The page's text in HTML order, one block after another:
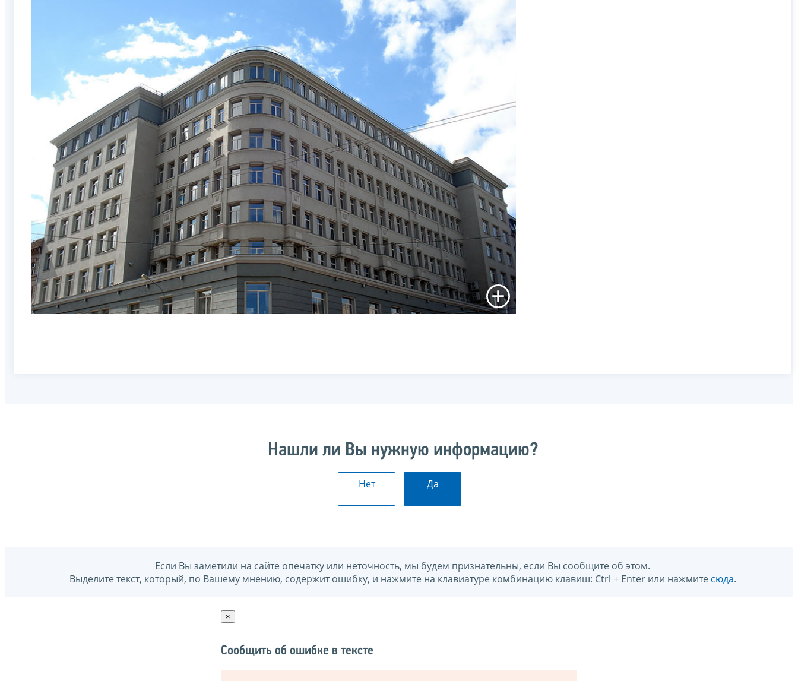
Нашли ли Вы нужную информацию?
Нет Да
Если Вы заметили на сайте опечатку или неточность, мы будем признательны, если Вы сообщите об этом.
Выделите текст, который, по Вашему мнению, содержит ошибку, и нажмите на клавиатуре комбинацию клавиш: Ctrl + Enter или нажмите сюда.
×
Сообщить об ошибке в тексте